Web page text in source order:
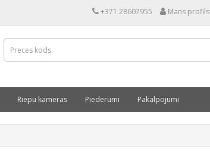
+371 28607955 Mans profils
Riepu kameras Piederumi Pakalpojumi